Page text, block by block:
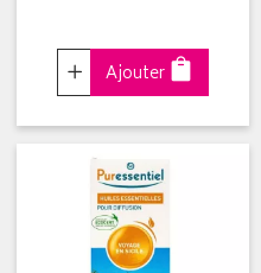
Choisir
Ajouter